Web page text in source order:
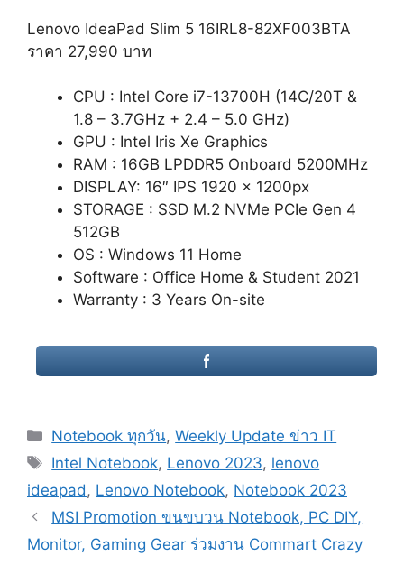
Lenovo IdeaPad Slim 5 16IRL8-82XF003BTA
ราคา 27,990 บาท
CPU : Intel Core i7-13700H (14C/20T &
1.8 – 3.7GHz + 2.4 – 5.0 GHz)
GPU : Intel Iris Xe Graphics
RAM : 16GB LPDDR5 Onboard 5200MHz
DISPLAY: 16″ IPS 1920 x 1200px
STORAGE : SSD M.2 NVMe PCIe Gen 4
512GB
OS : Windows 11 Home
Software : Office Home & Student 2021
Warranty : 3 Years On-site
Categories
Notebook ทุกวัน,Weekly Update ข่าว IT
Tags
Intel Notebook, Lenovo 2023, lenovo
ideapad , Lenovo Notebook, Notebook 2023
Post
navigation
MSI Promotion ขนขบวน Notebook, PC DIY,
Monitor, Gaming Gear ร่วมงาน Commart Crazy